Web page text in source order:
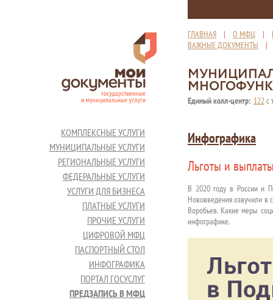
ГЛАВНАЯ | О МФЦ |
ВАЖНЫЕ ДОКУМЕНТЫ
Единый колл-центр: 122с
КОМПЛЕКСНЫЕ УСЛУГИ
МУНИЦИПАЛЬНЫЕ УСЛУГИ
РЕГИОНАЛЬНЫЕ УСЛУГИ
ФЕДЕРАЛЬНЫЕ УСЛУГИ
УСЛУГИ ДЛЯ БИЗНЕСА
ПЛАТНЫЕ УСЛУГИ
ПРОЧИЕ УСЛУГИ
ЦИФРОВОЙ МФЦ
ПАСПОРТНЫЙ СТОЛ
ИНФОГРАФИКА
ПОРТАЛ ГОСУСЛУГ
ПРЕДЗАПИСЬ В МФЦ
Инфографика
Льготы и
В 2020 году в России и
Нововведения озвучили в
Воробьев. Какие меры
инфографике.